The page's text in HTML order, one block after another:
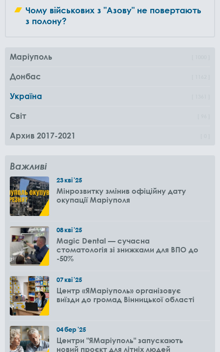
Чому військових з "Азову" не повертають
з полону?
Маріуполь
Донбас
Україна
Світ
Архив 2017-2021
Важливі
23кві'25
Мінрозвитку змінив офіційну дату
окупації Маріуполя
08кві'25
Magic Dental — сучасна
стоматологія зі знижками для ВПО до
-50%
07кві'25
Центр «ЯМаріуполь» організовує
виїзди до громад Вінницької області
04бер'25
Центри "ЯМаріуполь" запускають
новий проєкт для літніх людей